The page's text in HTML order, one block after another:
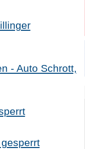
- Auto Schrott,